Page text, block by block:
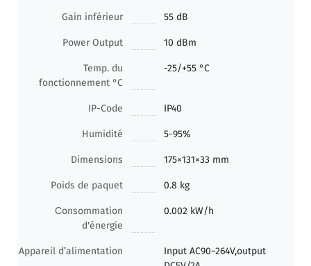
Gain inférieur 55 dB
Power Output 10 dBm
Temp. du
fonctionnement °C
-25/+55 °C
IP-Code IP40
Humidité 5-95%
Dimensions 175×131×33 mm
Poids de paquet 0.8 kg
Сonsommation
d'énergie
0.002 kW/h
Appareil d’alimentation
Input AC90~264V,output